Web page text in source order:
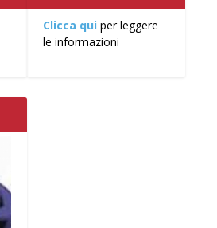
Clicca qui per leggere
le informazioni